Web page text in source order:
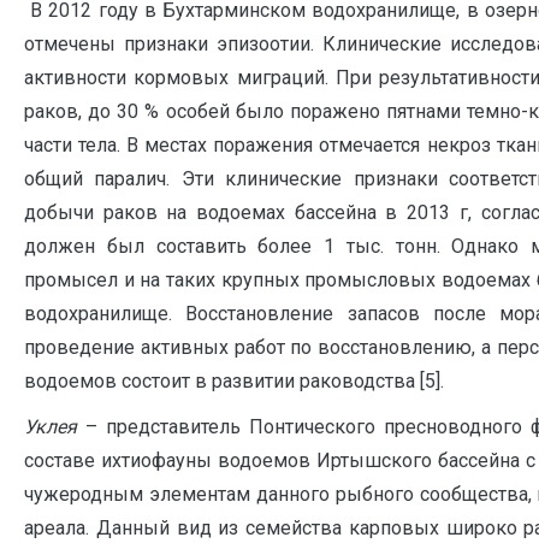
В 2012 году в Бухтарминском водохранилище, в
отмечены признаки эпизоотии. Клинические
активности кормовых миграций. При
раков, до 30 % особей было поражено пятнами
части тела. В местах поражения отмечается некроз
общий паралич. Эти клинические признаки
добычи раков на водоемах бассейна в 2013 г,
должен был составить более 1 тыс. тонн. Однако
промысел и на таких крупных промысловых водоемах
водохранилище. Восстановление запасов после
проведение активных работ по восстановлению, а
водоемов состоит в развитии раководства [5].
Уклея– представитель Понтического пресноводного
составе ихтиофауны водоемов Иртышского бассейна с
чужеродным элементам данного рыбного
ареала. Данный вид из семейства карповых широко